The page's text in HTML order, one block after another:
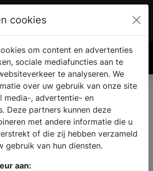
€ 0.00
cookies
om content en advertenties
sociale mediafuncties aan te
te analyseren. We
over uw gebruik van onze site
media-, advertentie- en
Deze partners kunnen deze
met andere informatie die u
of die zij hebben verzameld
gebruik van hun diensten.
aan: